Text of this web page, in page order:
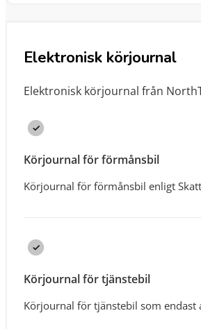
Elektronisk körjournal
Elektronisk körjournal från
Körjournal för förmånsbil
Körjournal för förmånsbil enligt
Körjournal för tjänstebil
Körjournal för tjänstebil som endast